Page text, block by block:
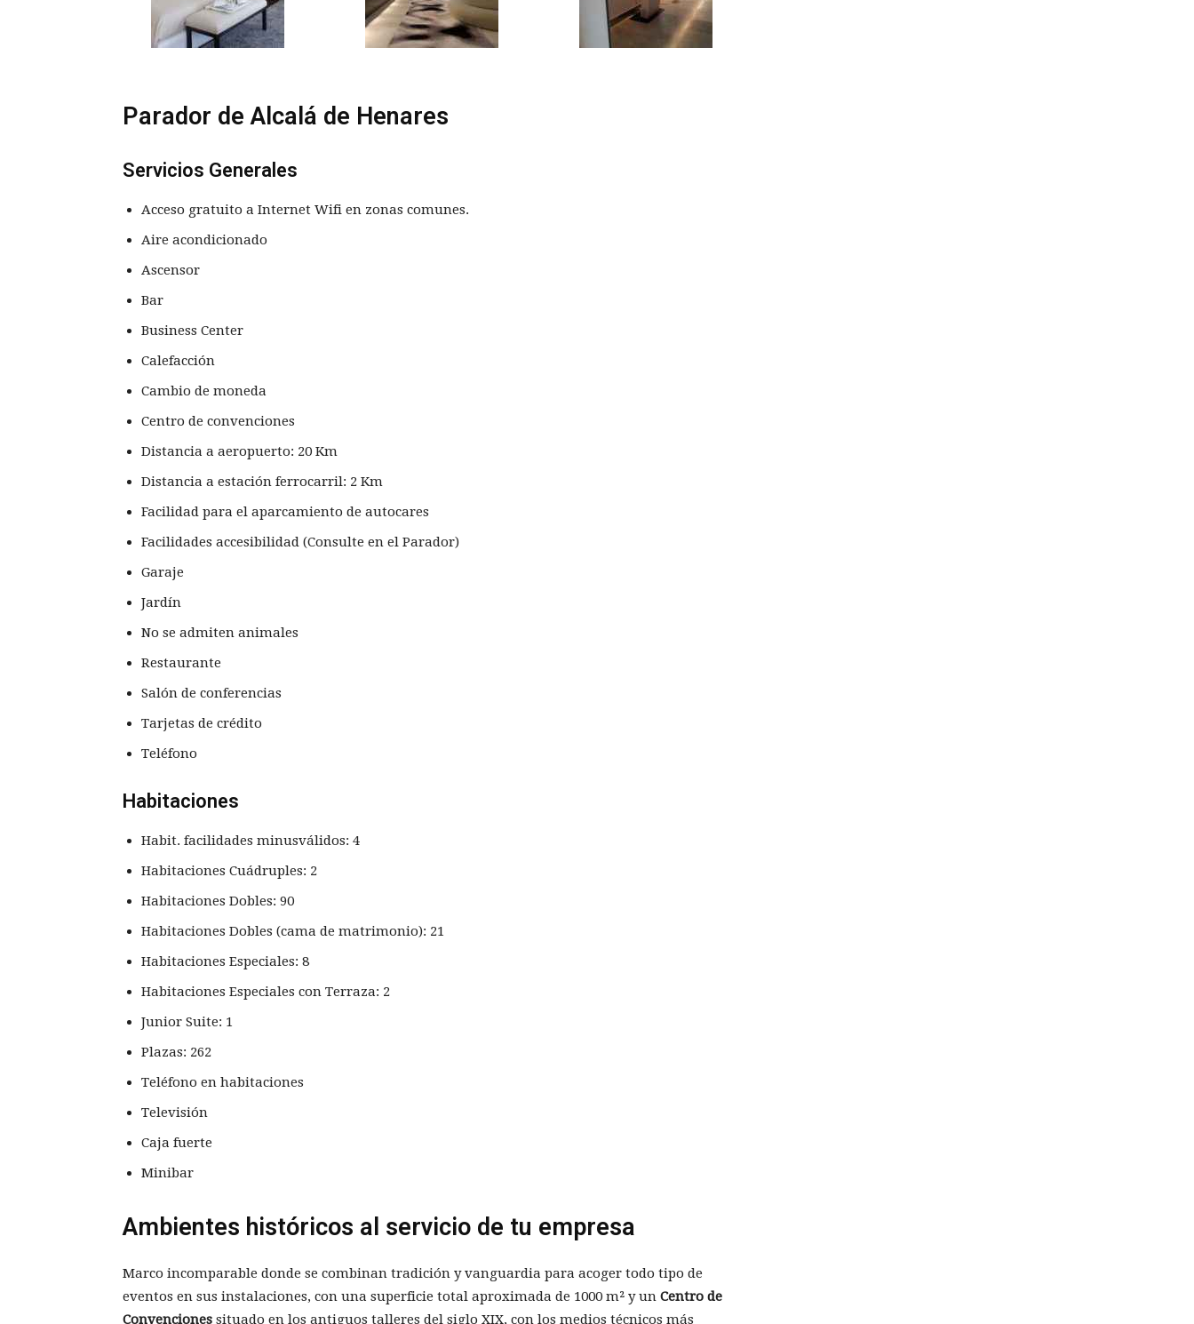
Parador de Alcalá de Henares
Servicios Generales
Acceso gratuito a Internet Wifi en zonas comunes.
Aire acondicionado
Ascensor
Bar
Business Center
Calefacción
Cambio de moneda
Centro de convenciones
Distancia a aeropuerto: 20 Km
Distancia a estación ferrocarril: 2 Km
Facilidad para el aparcamiento de autocares
Facilidades accesibilidad (Consulte en el Parador)
Garaje
Jardín
No se admiten animales
Restaurante
Salón de conferencias
Tarjetas de crédito
Teléfono
Habitaciones
Habit. facilidades minusválidos: 4
Habitaciones Cuádruples: 2
Habitaciones Dobles: 90
Habitaciones Dobles (cama de matrimonio): 21
Habitaciones Especiales: 8
Habitaciones Especiales con Terraza: 2
Junior Suite: 1
Plazas: 262
Teléfono en habitaciones
Televisión
Caja fuerte
Minibar
Ambientes históricos al servicio de tu empresa
Marco incomparable donde se combinan tradición y vanguardia para acoger todo tipo de
eventos en sus instalaciones, con una superficie total aproximada de 1000 m² y un Centro de
Convenciones situado en los antiguos talleres del siglo XIX, con los medios técnicos más